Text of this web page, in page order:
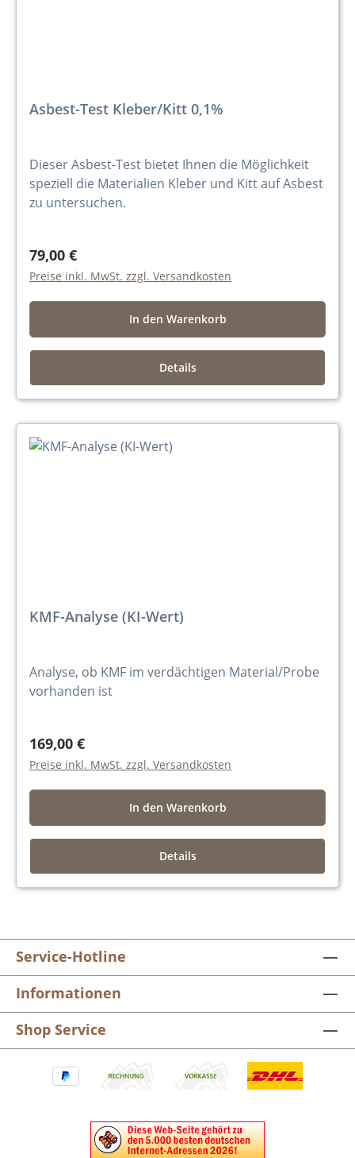
Asbest-Test Kleber/Kitt 0,1%
Dieser Asbest-Test bietet Ihnen die Möglichkeit
speziell die Materialien Kleber und Kitt auf Asbest
zu untersuchen.
79,00 €
Preise inkl. MwSt. zzgl. Versandkosten
In den Warenkorb
Details
KMF-Analyse (KI-Wert)
Analyse, ob KMF im verdächtigen Material/Probe
vorhanden ist
169,00 €
Preise inkl. MwSt. zzgl. Versandkosten
In den Warenkorb
Details
Service-Hotline
Informationen
Shop Service